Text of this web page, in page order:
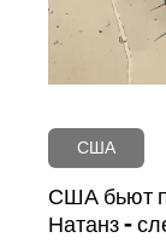
США
США бьют
Натанз -